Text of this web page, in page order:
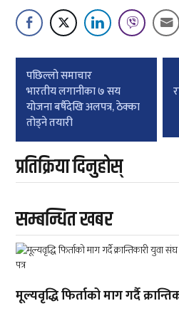
Post
navigation
पछिल्लाे समाचार
भारतीय लगानीका ७ सय
योजना बर्षैदेखि अलपत्र, ठेक्का
तोड्ने तयारी
प्रतिक्रिया दिनुहोस्
सम्बन्धित खबर
मूल्यवृद्धि फिर्ताको माग गर्दै